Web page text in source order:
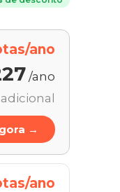
ano
/ano
→
ano